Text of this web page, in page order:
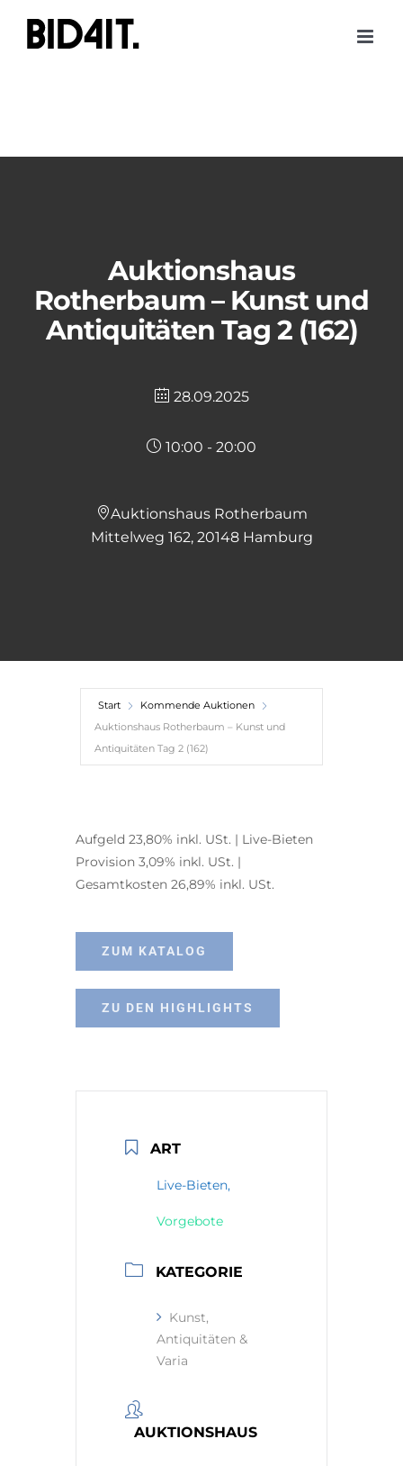
content
Auktionshaus
Rotherbaum – Kunst und
Antiquitäten Tag 2 (162)
28.09.2025
10:00 - 20:00
Auktionshaus Rotherbaum
Mittelweg 162, 20148 Hamburg
Start
Kommende Auktionen
Auktionshaus Rotherbaum – Kunst und
Antiquitäten Tag 2 (162)
Aufgeld 23,80% inkl. USt. | Live-Bieten
Provision 3,09% inkl. USt. |
Gesamtkosten 26,89% inkl. USt.
ZUM KATALOG
ZU DEN HIGHLIGHTS
ART
Live-Bieten,
Vorgebote
KATEGORIE
Kunst,
Antiquitäten &
Varia
AUKTIONSHAUS